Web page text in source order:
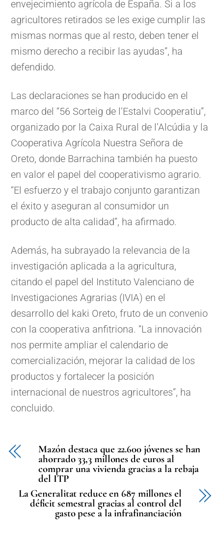
envejecimiento agrícola de España. Si a los
agricultores retirados se les exige cumplir las
mismas normas que al resto, deben tener el
mismo derecho a recibir las ayudas”, ha
defendido.
Las declaraciones se han producido en el
marco del “56 Sorteig de l’Estalvi Cooperatiu”,
organizado por la Caixa Rural de l’Alcúdia y la
Cooperativa Agrícola Nuestra Señora de
Oreto, donde Barrachina también ha puesto
en valor el papel del cooperativismo agrario.
“El esfuerzo y el trabajo conjunto garantizan
el éxito y aseguran al consumidor un
producto de alta calidad”, ha afirmado.
Además, ha subrayado la relevancia de la
investigación aplicada a la agricultura,
citando el papel del Instituto Valenciano de
Investigaciones Agrarias (IVIA) en el
desarrollo del kaki Oreto, fruto de un convenio
con la cooperativa anfitriona. “La innovación
nos permite ampliar el calendario de
comercialización, mejorar la calidad de los
productos y fortalecer la posición
internacional de nuestros agricultores”, ha
concluido.
Mazón destaca que 22.600 jóvenes se han
ahorrado 33,3 millones de euros al
comprar una vivienda gracias a la rebaja
del ITP
La Generalitat reduce en 687 millones el
déficit semestral gracias al control del
gasto pese a la infrafinanciación